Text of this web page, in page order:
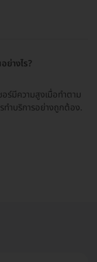
ย่างไร?
อร์มีความสูงเมื่อทำตาม
ทำบริการอย่างถูกต้อง.